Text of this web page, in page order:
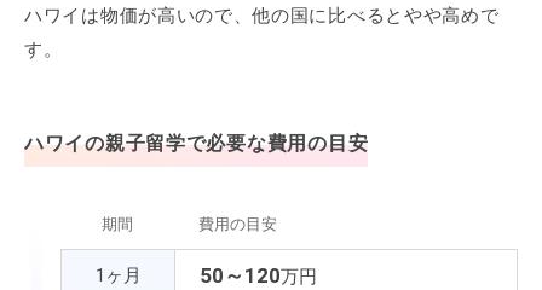
ハワイは物価が高いので、他の国に比べるとやや高めで
す。
ハワイの親子留学で必要な費用の目安
期間 費用の目安
1ヶ月 50～120万円